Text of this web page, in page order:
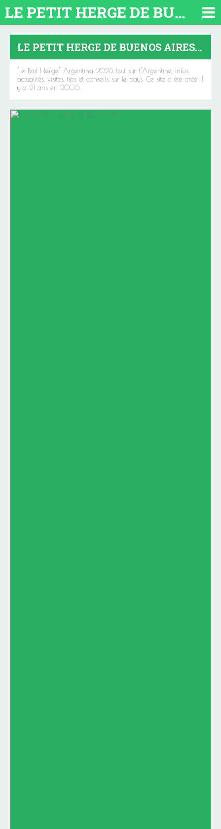
LE PETIT HERGE DE BUENOS AIRES 2026. TOUT SUR L'ARGENTINE
LE PETIT HERGE DE BUENOS AIRES 2026. TOUT SUR L'ARGENTINE
"Le Petit Herge" Argentina 2026, tout sur l'Argentine, Infos,
actualités, visites, tips et conseils sur le pays. Ce site a été créé il
y a 21 ans en 2005.